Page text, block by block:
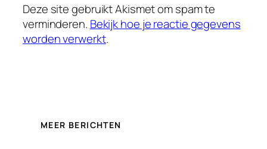
Deze site gebruikt Akismet om spam te
verminderen. Bekijk hoe je reactie gegevens
worden verwerkt.
MEER BERICHTEN